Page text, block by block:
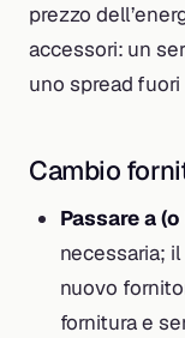
prezzo
accessori: un
uno spread
Cambio
Passare a
necessaria;
nuovo
fornitura e